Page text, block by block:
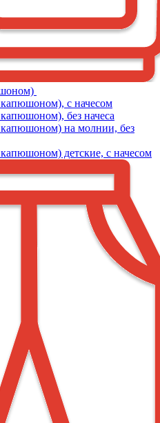
с начесом
без начеса
капюшоном) на молнии, без
детские, с начесом